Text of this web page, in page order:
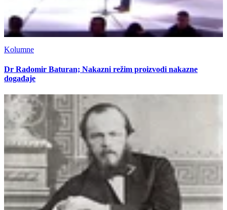
Kolumne
Dr Radomir Baturan; Nakazni režim proizvodi nakazne
događaje